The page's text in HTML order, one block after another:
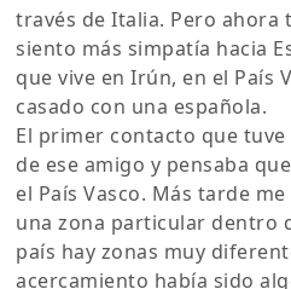
través de Italia. Pero ahora
siento más simpatía hacia
que vive en Irún, en el País
casado con una española.
El primer contacto que tuve
de ese amigo y pensaba
el País Vasco. Más tarde
una zona particular dentro
país hay zonas muy
acercamiento había sido